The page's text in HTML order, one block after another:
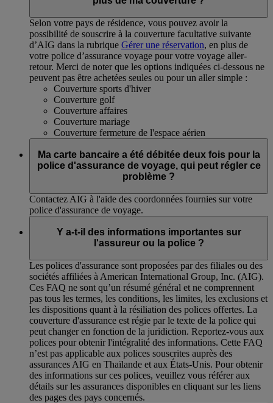
Selon votre pays de résidence, vous pouvez avoir la
possibilité de souscrire à la couverture facultative suivante
d’AIG dans la rubrique Gérer une réservation, en plus de
votre police d’assurance voyage pour votre voyage aller-
retour. Merci de noter que les options indiquées ci-dessous ne
peuvent pas être achetées seules ou pour un aller simple :
Couverture sports d'hiver
Couverture golf
Couverture affaires
Couverture mariage
Couverture fermeture de l'espace aérien
Ma carte bancaire a été débitée deux fois pour la
police d'assurance de voyage, qui peut régler ce
problème ?
Contactez AIG à l'aide des coordonnées fournies sur votre
police d'assurance de voyage.
Y a-t-il des informations importantes sur
l'assureur ou la police ?
Les polices d'assurance sont proposées par des filiales ou des
sociétés affiliées à American International Group, Inc. (AIG).
Ces FAQ ne sont qu’un résumé général et ne comprennent
pas tous les termes, les conditions, les limites, les exclusions et
les dispositions quant à la résiliation des polices offertes. La
couverture d'assurance est régie par le texte de la police qui
peut changer en fonction de la juridiction. Reportez-vous aux
polices pour obtenir l'intégralité des informations. Cette FAQ
n’est pas applicable aux polices souscrites auprès des
assurances AIG en Thaïlande et aux États-Unis. Pour obtenir
des informations sur ces polices, veuillez vous référer aux
détails sur les assurances disponibles en cliquant sur les liens
des pages des pays concernés.